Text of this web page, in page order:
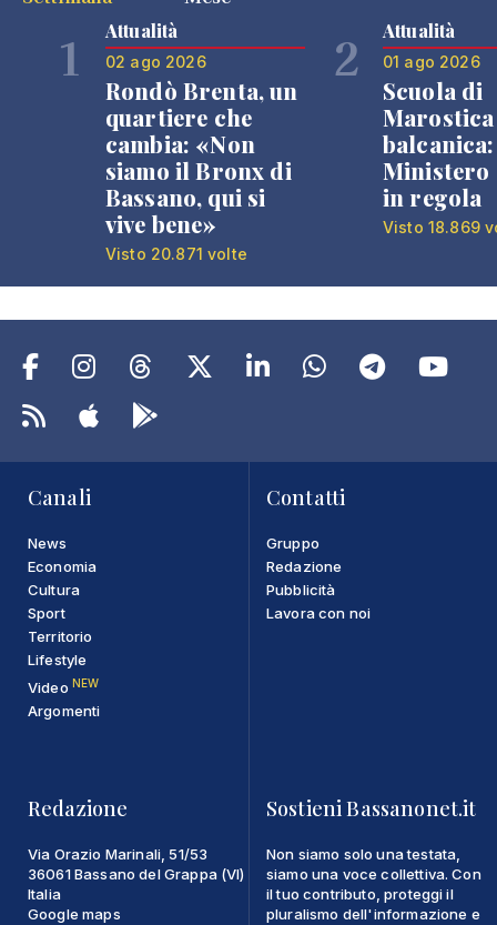
1 Attualità
02 ago 2026
Rondò Brenta, un
quartiere che
cambia: «Non
siamo il Bronx di
Bassano, qui si
vive bene»
Visto 20.871 volte
2 Attualità
01 ago 2026
Scuola di
Ministero
in regola
Visto 18.869
Canali
News
Economia
Cultura
Sport
Territorio
Lifestyle
Video NEW
Argomenti
Contatti
Gruppo
Redazione
Pubblicità
Lavora con noi
Redazione
Via Orazio Marinali, 51/53
36061 Bassano del Grappa (VI)
Italia
Google maps
Sostieni Bassanonet.it
Non siamo solo una testata,
siamo una voce collettiva. Con
il tuo contributo, proteggi il
pluralismo dell'informazione e